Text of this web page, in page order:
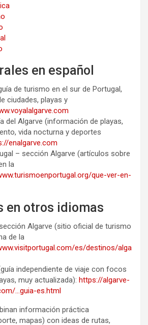
en español
de turismo en el sur de Portugal,
ciudades, playas y
del Algarve (información de playas,
vida nocturna y deportes
enalgarve.com
– sección Algarve (artículos sobre
la
que-ver-en-
en otros idiomas
Algarve (sitio oficial de turismo
de la
es/destinos/alga
independiente de viaje con focos
muy actualizada): https://algarve-
…guia-es.html
información práctica
mapas) con ideas de rutas,